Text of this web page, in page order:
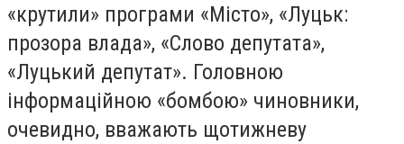
«крутили» програми «Місто», «Луцьк:
прозора влада», «Слово депутата»,
«Луцький депутат». Головною
інформаційною «бомбою» чиновники,
очевидно, вважають щотижневу